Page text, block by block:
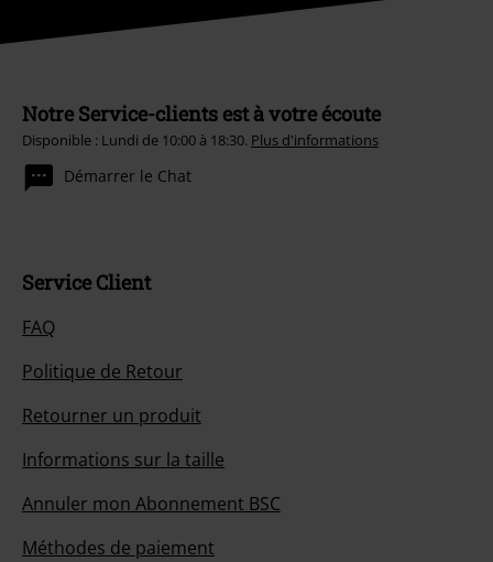
Notre Service-clients est à votre écoute
Disponible : Lundi de 10:00 à 18:30. Plus d'informations
Démarrer le Chat
Service Client
FAQ
Politique de Retour
Retourner un produit
Informations sur la taille
Annuler mon Abonnement BSC
Méthodes de paiement